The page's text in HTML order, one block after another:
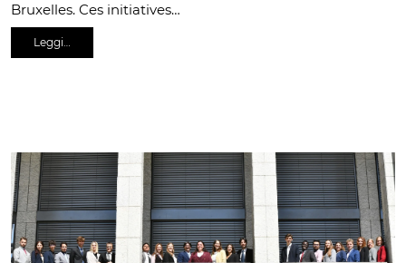
Bruxelles. Ces initiatives…
Leggi…